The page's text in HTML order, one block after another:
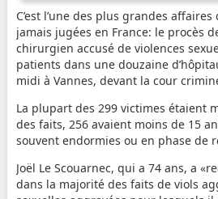
C’est l’une des plus grandes
jamais jugées en France: le procès
chirurgien accusé de violences
patients dans une douzaine
midi à Vannes, devant la cour
La plupart des 299 victimes étaient
des faits, 256 avaient moins de 15
souvent endormies ou en phase de
Joël Le Scouarnec, qui a 74 ans, a
dans la majorité des faits de viols